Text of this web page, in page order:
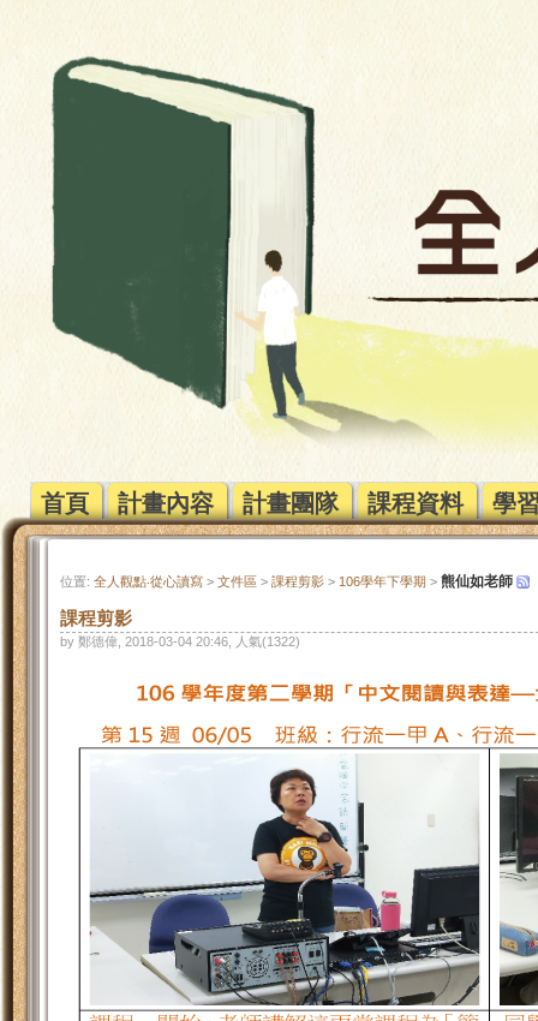
首頁 計畫內容 計畫團隊 課程資料 學
位置: 全人觀點‧從心讀寫 > 文件區 > 課程剪影 > 106學年下學期 > 熊仙如老師
課程剪影
by 鄭德偉, 2018-03-04 20:46, 人氣(1322)